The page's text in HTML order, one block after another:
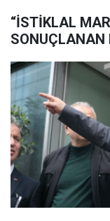
“İSTİKLAL
SONUÇLANAN